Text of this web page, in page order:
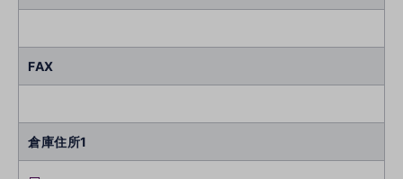
FAX
倉庫住所1